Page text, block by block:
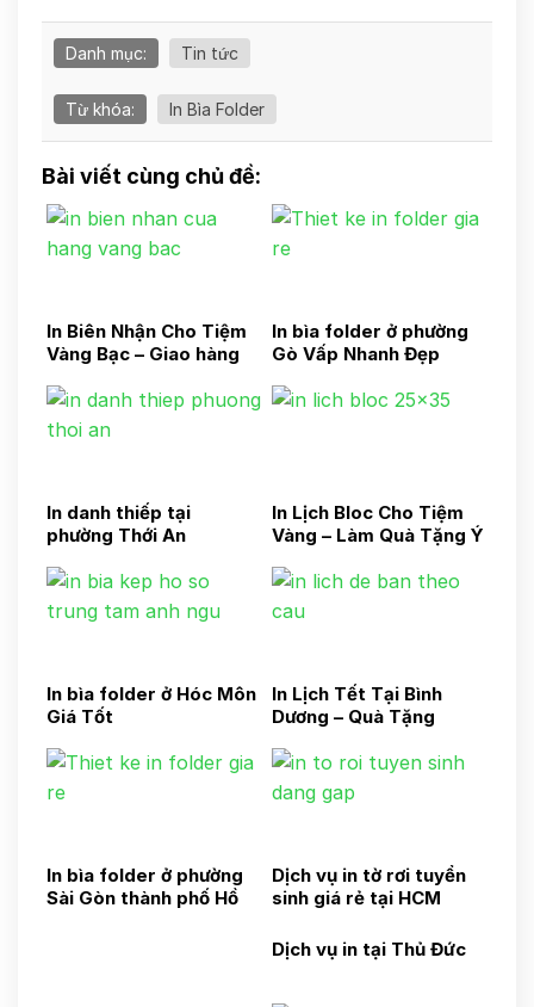
Danh mục: Tin tức
Từ khóa: In Bìa Folder
Bài viết cùng chủ đề:
In Biên Nhận Cho Tiệm
Vàng Bạc – Giao hàng
In bìa folder ở phường
Gò Vấp Nhanh Đẹp
In danh thiếp tại
phường Thới An
In Lịch Bloc Cho Tiệm
Vàng – Làm Quà Tặng Ý
In bìa folder ở Hóc Môn
Giá Tốt
In Lịch Tết Tại Bình
Dương – Quà Tặng
Trọng
In bìa folder ở phường
Sài Gòn thành phố Hồ
Dịch vụ in tờ rơi tuyển
sinh giá rẻ tại HCM
Dịch vụ in tại Thủ Đức